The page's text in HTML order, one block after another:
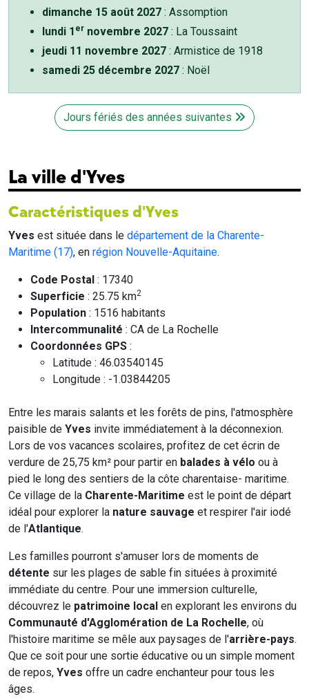
dimanche 15 août 2027 : Assomption
lundi 1 er novembre 2027 : La Toussaint
jeudi 11 novembre 2027 : Armistice de 1918
samedi 25 décembre 2027 : Noël
Jours fériés des années suivantes
La ville d'Yves
Caractéristiques d'Yves
Yves est située dans le département de la Charente-
Maritime (17), en région Nouvelle-Aquitaine.
Code Postal : 17340
Superficie : 25.75 km2
Population : 1516 habitants
Intercommunalité : CA de La Rochelle
Coordonnées GPS :
Latitude : 46.03540145
Longitude : -1.03844205
Entre les marais salants et les forêts de pins, l'atmosphère
paisible de Yves invite immédiatement à la déconnexion.
Lors de vos vacances scolaires, profitez de cet écrin de
verdure de 25,75 km² pour partir en balades à vélo ou à
pied le long des sentiers de la côte charentaise- maritime.
Ce village de la Charente-Maritime est le point de départ
idéal pour explorer la nature sauvage et respirer l'air iodé
de l'Atlantique.
Les familles pourront s'amuser lors de moments de
détente sur les plages de sable fin situées à proximité
immédiate du centre. Pour une immersion culturelle,
découvrez le patrimoine local en explorant les environs du
Communauté d'Agglomération de La Rochelle, où
l'histoire maritime se mêle aux paysages de l'arrière-pays.
Que ce soit pour une sortie éducative ou un simple moment
de repos, Yves offre un cadre enchanteur pour tous les
âges.